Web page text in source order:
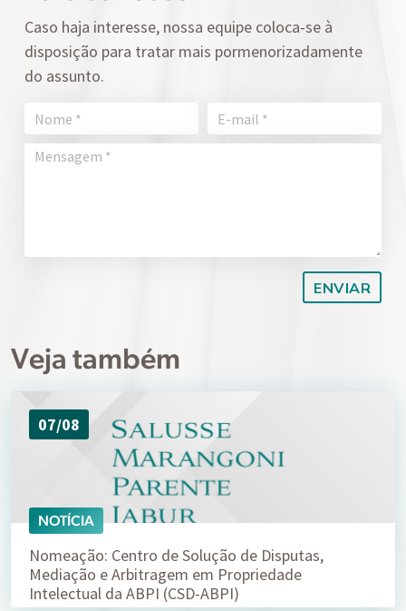
Caso haja interesse, nossa equipe coloca-se à
disposição para tratar mais pormenorizadamente
do assunto.
Veja também
07/08
NOTÍCIA
Nomeação: Centro de Solução de Disputas,
Mediação e Arbitragem em Propriedade
Intelectual da ABPI (CSD-ABPI)